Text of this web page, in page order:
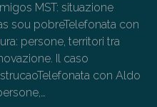
MST: situazione
sou pobreTelefonata con
persone, territori tra
Il caso
con Aldo